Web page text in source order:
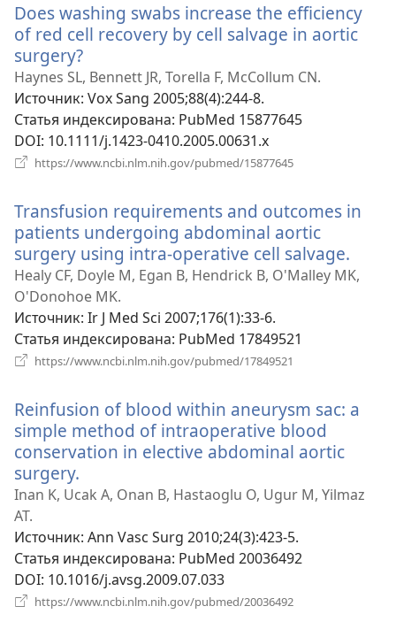
окне)
Does washing swabs increase the efficiency
of red cell recovery by cell salvage in aortic
surgery?
в
новом
окне)
Haynes SL, Bennett JR, Torella F, McCollum CN.
Источник‎: Vox Sang 2005;88(4):244-8.
Статья индексирована‎: PubMed 15877645
DOI‎: 10.1111/j.1423-0410.2005.00631.x
https://www.ncbi.nlm.nih.gov/pubmed/15877645
окне)
Transfusion requirements and outcomes in
patients undergoing abdominal aortic
surgery using intra-operative cell salvage.
в
Healy CF, Doyle M, Egan B, Hendrick B, O'Malley MK,
O'Donohoe MK.
Источник‎: Ir J Med Sci 2007;176(1):33-6.
Статья индексирована‎: PubMed 17849521
https://www.ncbi.nlm.nih.gov/pubmed/17849521
окне)
Reinfusion of blood within aneurysm sac: a
simple method of intraoperative blood
conservation in elective abdominal aortic
surgery.
в
окне)
Inan K, Ucak A, Onan B, Hastaoglu O, Ugur M, Yilmaz
AT.
Источник‎: Ann Vasc Surg 2010;24(3):423-5.
Статья индексирована‎: PubMed 20036492
DOI‎: 10.1016/j.avsg.2009.07.033
https://www.ncbi.nlm.nih.gov/pubmed/20036492